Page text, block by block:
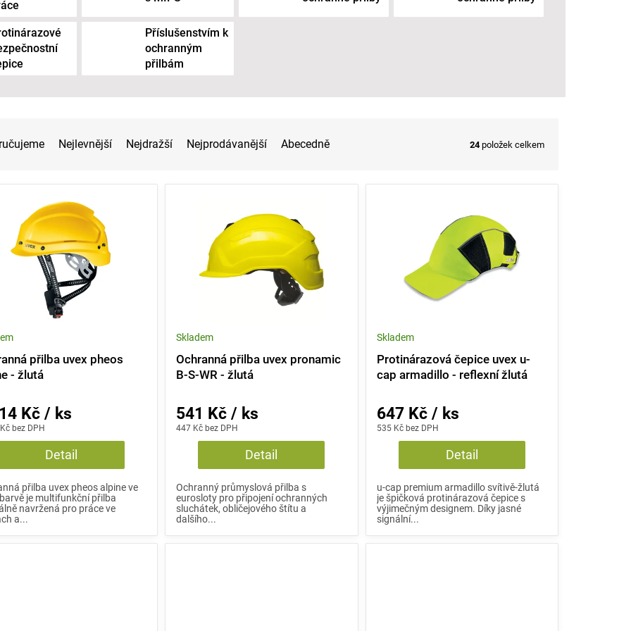
Příslušenstvím k
ochranným
přilbám
Nejlevnější Nejdražší Nejprodávanější Abecedně 24položek celkem
přilba uvex pheos
- žlutá
bez DPH
Kč / ks
Detail
přilba uvex pheos alpine ve
je multifunkční přilba
navržená pro práce ve
a...
Ochranná přilba uvex pronamic
B-S-WR - žlutá
Skladem
447 Kč bez DPH
541 Kč / ks
Detail
Ochranný průmyslová přilba s
eurosloty pro připojení ochranných
sluchátek, obličejového štítu a
dalšího...
Protinárazová čepice uvex u-
cap armadillo - reflexní žlutá
Skladem
535 Kč bez DPH
647 Kč / ks
Detail
u-cap premium armadillo svítivě-žlutá
je špičková protinárazová čepice s
výjimečným designem. Díky jasné
signální...